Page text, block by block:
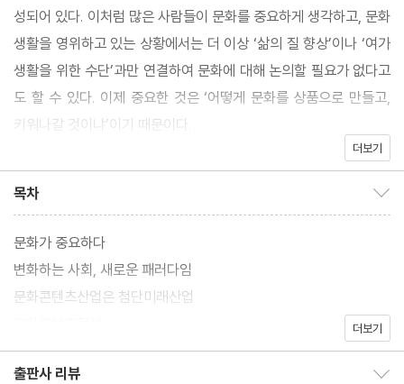
성되어 있다. 이처럼 많은 사람들이 문화를 중요하게 생각하고, 문화
생활을 영위하고 있는 상황에서는 더 이상 ‘삶의 질 향상’이나 ‘여가
생활을 위한 수단’과만 연결하여 문화에 대해 논의할 필요가 없다고
도 할 수 있다. 이제 중요한 것은 ‘어떻게 문화를 상품으로 만들고,
키워나갈 것이냐’이기 때문이다.
그리 오래되지 않았고, 앞으로 누가 선두를 차지할지 아무도 확신할
수 없기 때문에 세계 각국들은 미래를 내다보고 문화콘텐츠육성에
힘을 쏟고 있다. 저자는 세계의 국가들이 펴고 있는 문화콘텐츠육성
정책을 구체적으로 살펴보고, 앞으로 우리나라에서 이루어져야 하
는 문화정책에 대한 청사진을 제시하며 문화콘텐츠산업이 향후 한
더보기
목차
문화가 중요하다
변화하는 사회, 새로운 패러다임
문화콘텐츠산업은 첨단미래산업
더보기
출판사 리뷰